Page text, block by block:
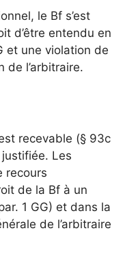
le Bf s’est
d’être entendu en
et une violation de
de l’arbitraire.
recevable (§ 93c
justifiée. Les
recours
de la Bf à un
1 GG) et dans la
de l’arbitraire